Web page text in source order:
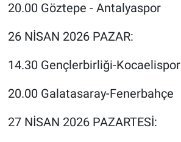
20.00 Göztepe - Antalyaspor
26 NİSAN 2026 PAZAR:
14.30 Gençlerbirliği-Kocaelispor
20.00 Galatasaray-Fenerbahçe
27 NİSAN 2026 PAZARTESİ: